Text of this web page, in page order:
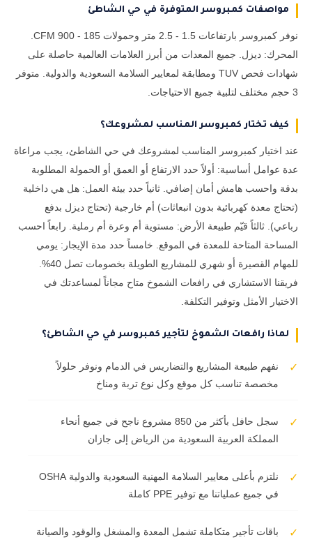
مواصفات كمبروسر المتوفرة في حي الشاطئ
المحرك: ديزل. جميع المعدات من أبرز العلامات العالمية حاصلة على
شهادات فحص TUV ومطابقة لمعايير السلامة السعودية والدولية. متوفر
3 حجم مختلف لتلبية جميع الاحتياجات.
كيف تختار كمبروسر المناسب لمشروعك؟
عند اختيار كمبروسر المناسب لمشروعك في حي الشاطئ، يجب مراعاة
عدة عوامل أساسية: أولاً حدد الارتفاع أو العمق أو الحمولة المطلوبة
بدقة واحسب هامش أمان إضافي. ثانياً حدد بيئة العمل: هل هي داخلية
(تحتاج معدة كهربائية بدون انبعاثات) أم خارجية (تحتاج ديزل بدفع
رباعي). ثالثاً قيّم طبيعة الأرض: مستوية أم وعرة أم رملية. رابعاً احسب
المساحة المتاحة للمعدة في الموقع. خامساً حدد مدة الإيجار: يومي
للمهام القصيرة أو شهري للمشاريع الطويلة بخصومات تصل 40%.
فريقنا الاستشاري في رافعات الشموخ متاح مجاناً لمساعدتك في
الاختيار الأمثل وتوفير التكلفة.
لماذا رافعات الشموخ لتأجير كمبروسر في حي الشاطئ؟
✓
نفهم طبيعة المشاريع والتضاريس في الدمام ونوفر حلولاً
مخصصة تناسب كل موقع وكل نوع تربة ومناخ
✓
سجل حافل بأكثر من 850 مشروع ناجح في جميع أنحاء
المملكة العربية السعودية من الرياض إلى جازان
✓
نلتزم بأعلى معايير السلامة المهنية السعودية والدولية OSHA
في جميع عملياتنا مع توفير PPE كاملة
✓
باقات تأجير متكاملة تشمل المعدة والمشغل والوقود والصيانة